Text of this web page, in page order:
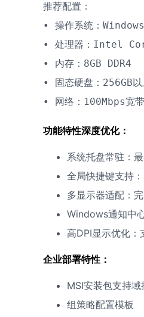
推荐配置：
• 操作系统：
• 处理器：Intel
• 内存：8GB DDR4
• 固态硬盘：256GB以
• 网络：100Mbps宽
功能特性深度优化：
系统托盘常驻：
全局快捷键支持
多显示器适配：
Windows通知中
高DPI显示优化：
企业部署特性：
MSI安装包支持域
组策略配置模板